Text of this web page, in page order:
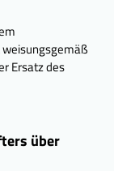
Ersatz des
über